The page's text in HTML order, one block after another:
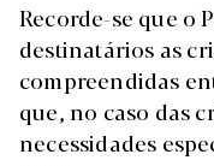
Recorde-se que o
destinatários as
compreendidas
que, no caso das
necessidades